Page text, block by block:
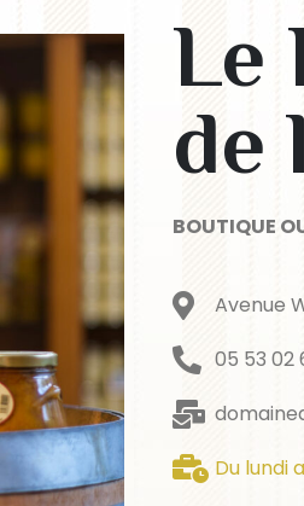
Le
de
BOUTIQUE
Avenue
05 53 02
Du lundi